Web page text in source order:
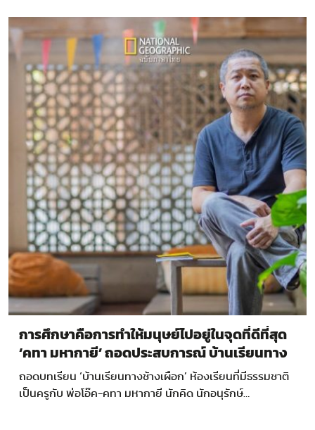
การศึกษาคือการทำให้มนุษย์ไปอยู่ในจุดที่ดีที่สุด
‘คทา มหากายี’ ถอดประสบการณ์ บ้านเรียนทาง
ช้างเผือก
ถอดบทเรียน ‘บ้านเรียนทางช้างเผือก’ ห้องเรียนที่มีธรรมชาติ
เป็นครูกับ พ่อโอ๊ค-คทา มหากายี นักคิด นักอนุรักษ์…